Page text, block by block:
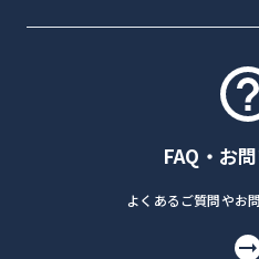
FAQ・お
よくあるご質問やお